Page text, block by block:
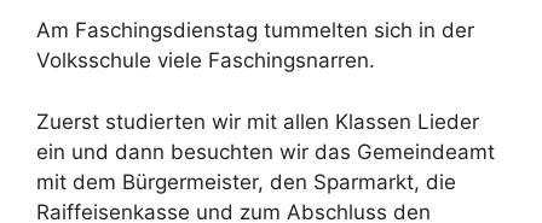
Am Faschingsdienstag tummelten sich in der
Volksschule viele Faschingsnarren.
Zuerst studierten wir mit allen Klassen Lieder
ein und dann besuchten wir das Gemeindeamt
mit dem Bürgermeister, den Sparmarkt, die
Raiffeisenkasse und zum Abschluss den